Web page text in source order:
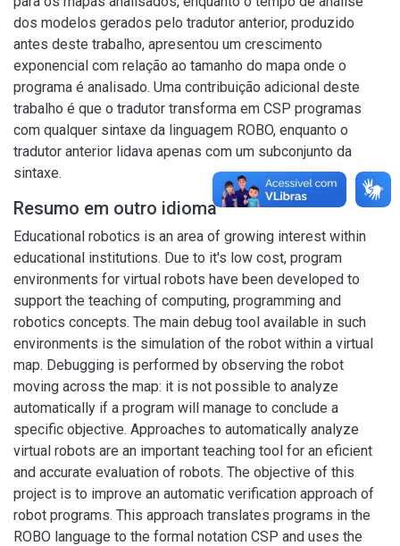
dos modelos gerados pelo tradutor anterior, produzido
antes deste trabalho, apresentou um crescimento
exponencial com relação ao tamanho do mapa onde o
programa é analisado. Uma contribuição adicional deste
trabalho é que o tradutor transforma em CSP programas
com qualquer sintaxe da linguagem ROBO, enquanto o
tradutor anterior lidava apenas com um subconjunto da
sintaxe.
Resumo em outro idioma
Educational robotics is an area of growing interest within
educational institutions. Due to it's low cost, program
environments for virtual robots have been developed to
support the teaching of computing, programming and
robotics concepts. The main debug tool available in such
environments is the simulation of the robot within a virtual
map. Debugging is performed by observing the robot
moving across the map: it is not possible to analyze
automatically if a program will manage to conclude a
specific objective. Approaches to automatically analyze
virtual robots are an important teaching tool for an eficient
and accurate evaluation of robots. The objective of this
project is to improve an automatic verification approach of
robot programs. This approach translates programs in the
ROBO language to the formal notation CSP and uses the